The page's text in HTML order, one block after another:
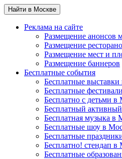
Найти в Москве
Реклама на сайте
Размещение анонсов
Размещение
Размещение мест и
Размещение баннеров
Бесплатные события
Бесплатные
Бесплатные
Бесплатно с детьми в
Бесплатный
Бесплатная музыка в
Бесплатные шоу в
Бесплатные
Бесплатно! стендап в
Бесплатные